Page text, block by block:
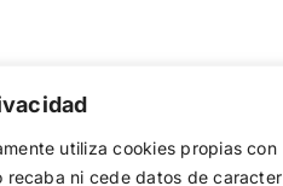
utiliza cookies propias con
recaba ni cede datos de caracter